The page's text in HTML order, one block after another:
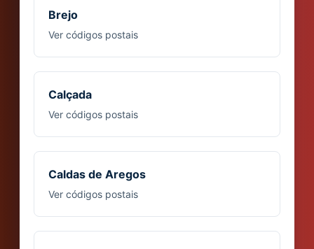
Brejo
Ver códigos postais
Calçada
Ver códigos postais
Caldas de Aregos
Ver códigos postais